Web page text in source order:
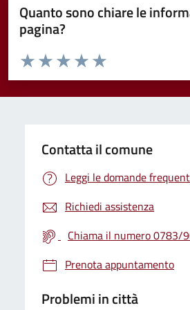
Quanto sono chiare le
pagina?
Valuta da 1 a 5 stelle la pagina
Valuta 5 stelle su 5
Valuta 4 stelle su 5
Valuta 3 stelle su 5
Valuta 2 stelle su 5
Valuta 1 stelle su 5
Contatta il comune
Leggi le domande
Richiedi assistenza
Chiama il numero 0783/
Prenota appuntamento
Problemi in città